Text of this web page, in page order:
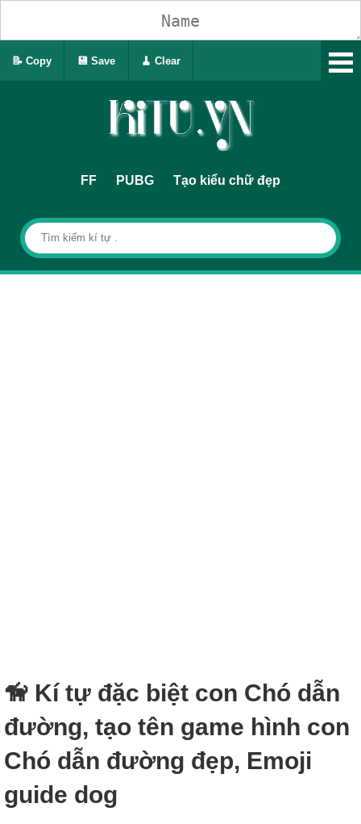
FF PUBG Tạo kiểu chữ đẹp
🦮 Kí tự đặc biệt con Chó dẫn
đường, tạo tên game hình con
Chó dẫn đường đẹp, Emoji
guide dog
📝 Copy 💾 Save 🧹 Clear